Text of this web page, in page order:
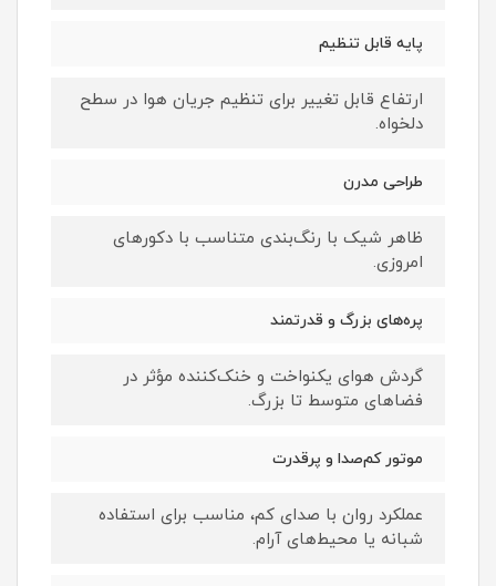
پایه قابل تنظیم
ارتفاع قابل تغییر برای تنظیم جریان هوا در سطح
دلخواه.
طراحی مدرن
ظاهر شیک با رنگ‌بندی متناسب با دکورهای
امروزی.
پره‌های بزرگ و قدرتمند
گردش هوای یکنواخت و خنک‌کننده مؤثر در
فضاهای متوسط تا بزرگ.
موتور کم‌صدا و پرقدرت
عملکرد روان با صدای کم، مناسب برای استفاده
شبانه یا محیط‌های آرام.